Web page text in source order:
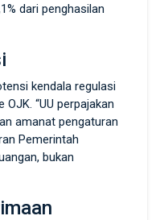
dari penghasilan
kendala regulasi
“UU perpajakan
amanat pengaturan
Pemerintah
bukan